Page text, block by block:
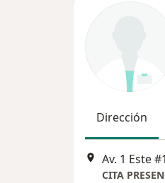
Dirección
Av. 1 Este
CITA